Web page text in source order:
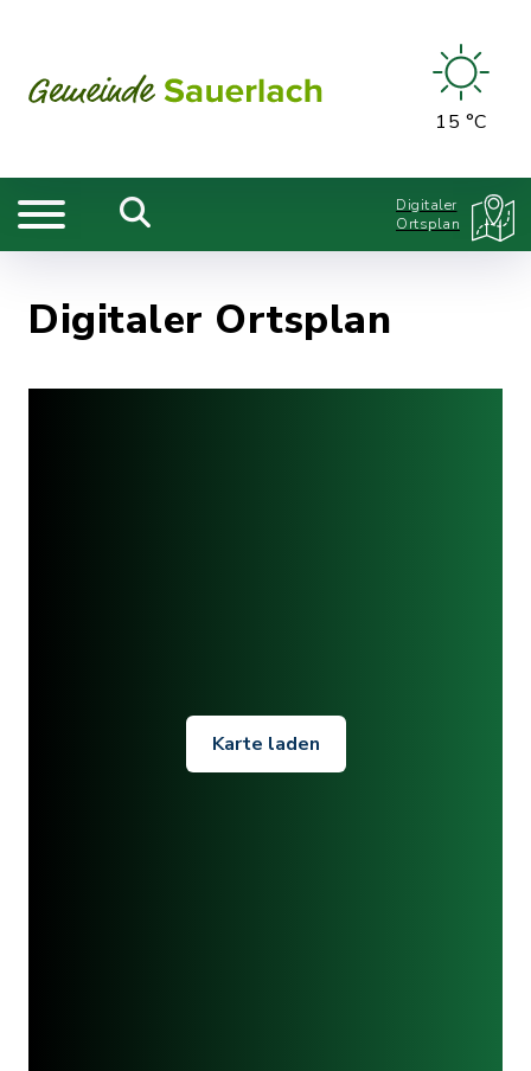
15 °C
Digitaler
Ortsplan
Digitaler Ortsplan
Karte laden